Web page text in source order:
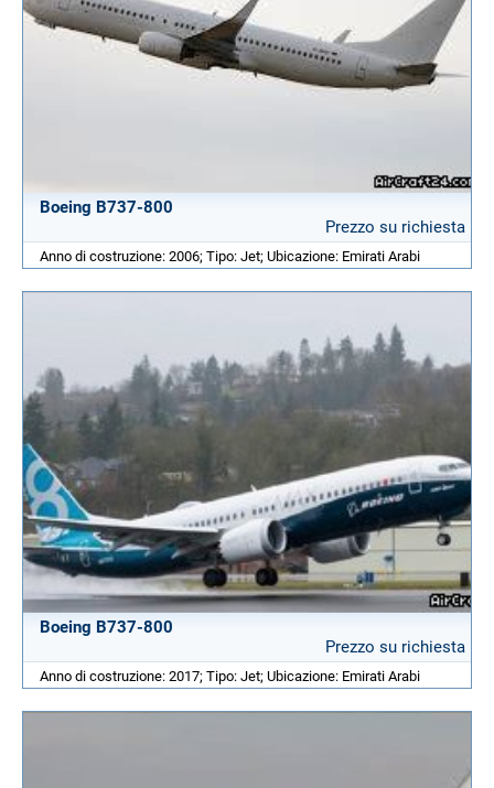
Boeing B737-800
Prezzo su richiesta
Anno di costruzione: 2006; Tipo: Jet; Ubicazione: Emirati Arabi
Boeing B737-800
Prezzo su richiesta
Anno di costruzione: 2017; Tipo: Jet; Ubicazione: Emirati Arabi